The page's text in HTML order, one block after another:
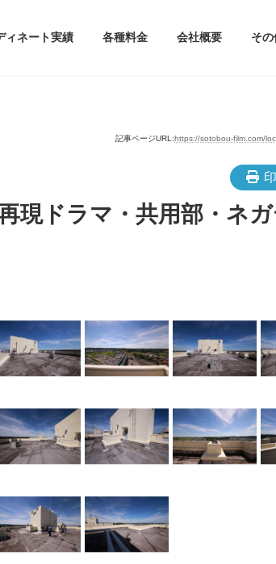
ィネート実績 各種料金 会社概要 そ
記事ページURL:https://sotobou-film.com/
現ドラマ・共用部・ネ